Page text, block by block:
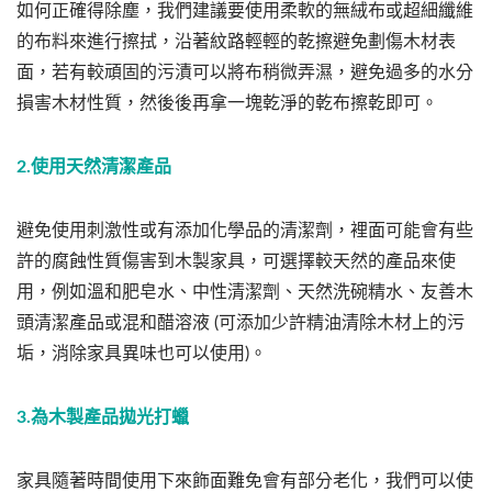
如何正確得除塵，我們建議要使用柔軟的無絨布或超細纖維
的布料來進行擦拭，沿著紋路輕輕的乾擦避免劃傷木材表
面，若有較頑固的污漬可以將布稍微弄濕，避免過多的水分
損害木材性質，然後後再拿一塊乾淨的乾布擦乾即可。
2.使用天然清潔產品
避免使用刺激性或有添加化學品的清潔劑，裡面可能會有些
許的腐蝕性質傷害到木製家具，可選擇較天然的產品來使
用，例如溫和肥皂水、中性清潔劑、天然洗碗精水、友善木
頭清潔產品或混和醋溶液 (可添加少許精油清除木材上的污
垢，消除家具異味也可以使用)。
3.為木製產品拋光打蠟
家具隨著時間使用下來飾面難免會有部分老化，我們可以使